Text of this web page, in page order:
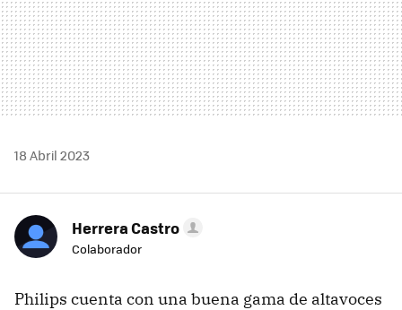
18 Abril 2023
Herrera Castro
Colaborador
Philips cuenta con una buena gama de altavoces